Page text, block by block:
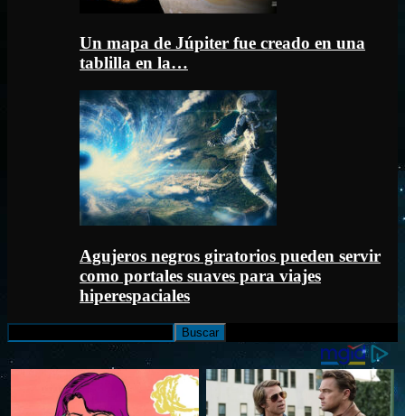
Un mapa de Júpiter fue creado en una
tablilla en la…
Agujeros negros giratorios pueden servir
como portales suaves para viajes
hiperespaciales